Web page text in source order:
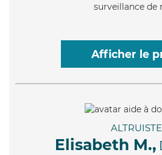
surveillance de
Afficher le
ALTRUISTE
Elisabeth M.,